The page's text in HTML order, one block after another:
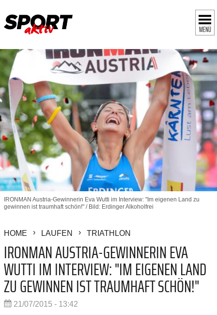
MENÜ
IRONMAN Austria-Gewinnerin Eva Wutti im Interview: "Im eigenen Land zu
gewinnen ist traumhaft schön!" / Bild: Erdinger Alkoholfrei
HOME LAUFEN TRIATHLON
IRONMAN AUSTRIA-GEWINNERIN EVA
WUTTI IM INTERVIEW: "IM EIGENEN LAND
ZU GEWINNEN IST TRAUMHAFT SCHÖN!"
21/07/2015 - 13:42